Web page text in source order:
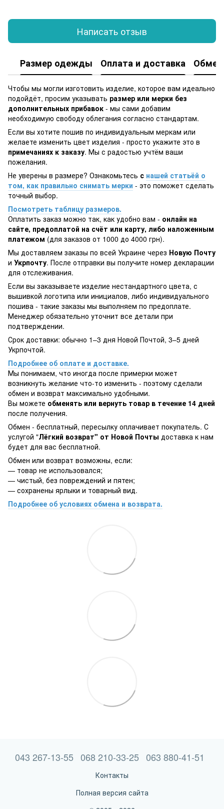
Написать отзыв
Размер одежды Оплата и доставка Обмен
Чтобы мы могли изготовить изделие, которое вам идеально
подойдёт, просим указывать размер или мерки без
дополнительных прибавок - мы сами добавим
необходимую свободу облегания согласно стандартам.
Если вы хотите пошив по индивидуальным меркам или
желаете изменить цвет изделия - просто укажите это в
примечаниях к заказу. Мы с радостью учтём ваши
пожелания.
Не уверены в размере? Ознакомьтесь с нашей статьёй о
том, как правильно снимать мерки - это поможет сделать
точный выбор.
Посмотреть таблицу размеров.
Оплатить заказ можно так, как удобно вам - онлайн на
сайте, предоплатой на счёт или карту, либо наложенным
платежом (для заказов от 1000 до 4000 грн).
Мы доставляем заказы по всей Украине через Новую Почту
и Укрпочту. После отправки вы получите номер декларации
для отслеживания.
Если вы заказываете изделие нестандартного цвета, с
вышивкой логотипа или инициалов, либо индивидуального
пошива - такие заказы мы выполняем по предоплате.
Менеджер обязательно уточнит все детали при
подтверждении.
Срок доставки: обычно 1–3 дня Новой Почтой, 3–5 дней
Укрпочтой.
Подробнее об оплате и доставке.
Мы понимаем, что иногда после примерки может
возникнуть желание что-то изменить - поэтому сделали
обмен и возврат максимально удобными.
Вы можете обменять или вернуть товар в течение 14 дней
после получения.
Обмен - бесплатный, пересылку оплачивает покупатель. С
услугой "Лёгкий возврат" от Новой Почты доставка к нам
будет для вас бесплатной.
Обмен или возврат возможны, если:
— товар не использовался;
— чистый, без повреждений и пятен;
— сохранены ярлыки и товарный вид.
Подробнее об условиях обмена и возврата.
043 267-13-55 068 210-33-25 063 880-41-51
Контакты
Полная версия сайта